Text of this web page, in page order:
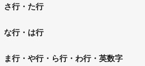
池田市
泉佐野市
さ行・た行
堺市
堺市堺区 堺市中区
な行・は行
寝屋川市 羽曳野市
ま行・や行・ら行・わ行・英数字